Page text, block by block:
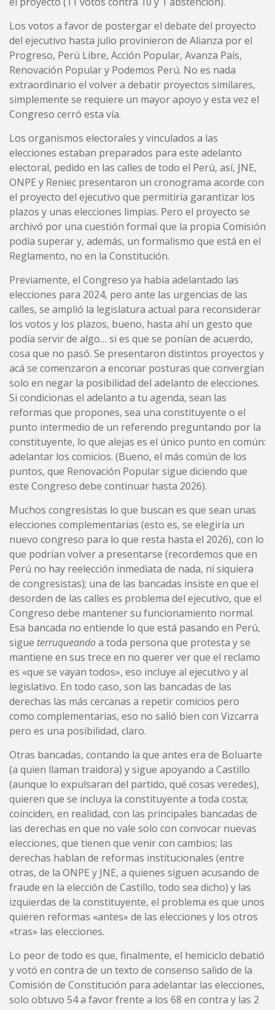
Los votos a favor de postergar el debate del proyecto
del ejecutivo hasta julio provinieron de Alianza por el
Progreso, Perú Libre, Acción Popular, Avanza País,
Renovación Popular y Podemos Perú. No es nada
extraordinario el volver a debatir proyectos similares,
simplemente se requiere un mayor apoyo y esta vez el
Congreso cerró esta vía.
Los organismos electorales y vinculados a las
elecciones estaban preparados para este adelanto
electoral, pedido en las calles de todo el Perú, así, JNE,
ONPE y Reniec presentaron un cronograma acorde con
el proyecto del ejecutivo que permitiría garantizar los
plazos y unas elecciones limpias. Pero el proyecto se
archivó por una cuestión formal que la propia Comisión
podía superar y, además, un formalismo que está en el
Reglamento, no en la Constitución.
Previamente, el Congreso ya había adelantado las
elecciones para 2024, pero ante las urgencias de las
calles, se amplió la legislatura actual para reconsiderar
los votos y los plazos, bueno, hasta ahí un gesto que
podía servir de algo… si es que se ponían de acuerdo,
cosa que no pasó. Se presentaron distintos proyectos y
acá se comenzaron a enconar posturas que convergían
solo en negar la posibilidad del adelanto de elecciones.
Si condicionas el adelanto a tu agenda, sean las
reformas que propones, sea una constituyente o el
punto intermedio de un referendo preguntando por la
constituyente, lo que alejas es el único punto en común:
adelantar los comicios. (Bueno, el más común de los
puntos, que Renovación Popular sigue diciendo que
este Congreso debe continuar hasta 2026).
Muchos congresistas lo que buscan es que sean unas
elecciones complementarias (esto es, se elegiría un
nuevo congreso para lo que resta hasta el 2026), con lo
que podrían volver a presentarse (recordemos que en
Perú no hay reelección inmediata de nada, ni siquiera
de congresistas); una de las bancadas insiste en que el
desorden de las calles es problema del ejecutivo, que el
Congreso debe mantener su funcionamiento normal.
Esa bancada no entiende lo que está pasando en Perú,
sigue terruqueandoa toda persona que protesta y se
mantiene en sus trece en no querer ver que el reclamo
es «que se vayan todos», eso incluye al ejecutivo y al
legislativo. En todo caso, son las bancadas de las
derechas las más cercanas a repetir comicios pero
como complementarias, eso no salió bien con Vizcarra
pero es una posibilidad, claro.
Otras bancadas, contando la que antes era de Boluarte
(a quien llaman traidora) y sigue apoyando a Castillo
(aunque lo expulsaran del partido, qué cosas veredes),
quieren que se incluya la constituyente a toda costa;
coinciden, en realidad, con las principales bancadas de
las derechas en que no vale solo con convocar nuevas
elecciones, que tienen que venir con cambios; las
derechas hablan de reformas institucionales (entre
otras, de la ONPE y JNE, a quienes siguen acusando de
fraude en la elección de Castillo, todo sea dicho) y las
izquierdas de la constituyente, el problema es que unos
quieren reformas «antes» de las elecciones y los otros
«tras» las elecciones.
Lo peor de todo es que, finalmente, el hemiciclo debatió
y votó en contra de un texto de consenso salido de la
Comisión de Constitución para adelantar las elecciones,
solo obtuvo 54 a favor frente a los 68 en contra y las 2